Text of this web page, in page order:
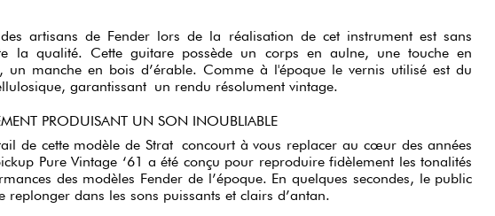
artisans de Fender lors de la réalisation de cet instrument est sans
la qualité. Cette guitare possède un corps en aulne, une touche en
un manche en bois d’érable. Comme à l'époque le vernis utilisé est du
garantissant un rendu résolument vintage.
PRODUISANT UN SON INOUBLIABLE
de cette modèle de Strat concourt à vous replacer au cœur des années
Pure Vintage ‘61 a été conçu pour reproduire fidèlement les tonalités
des modèles Fender de l’époque. En quelques secondes, le public
replonger dans les sons puissants et clairs d’antan.